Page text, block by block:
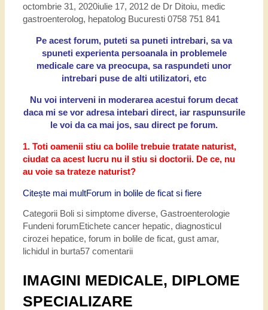
octombrie 31, 2020iulie 17, 2012 de Dr Ditoiu, medic
gastroenterolog, hepatolog Bucuresti 0758 751 841
Pe acest forum, puteti sa puneti intrebari, sa va
spuneti experienta persoanala in problemele
medicale care va preocupa, sa raspundeti unor
intrebari puse de alti utilizatori, etc
Nu voi interveni in moderarea acestui forum decat
daca mi se vor adresa intebari direct, iar raspunsurile
le voi da ca mai jos, sau direct pe forum.
1. Toti oamenii stiu ca bolile trebuie tratate naturist,
ciudat ca acest lucru nu il stiu si doctorii. De ce, nu
au voie sa trateze naturist?
Citește mai multForum in bolile de ficat si fiere
Categorii Boli si simptome diverse, Gastroenterologie
Fundeni forumEtichete cancer hepatic, diagnosticul
cirozei hepatice, forum in bolile de ficat, gust amar,
lichidul in burta57 comentarii
IMAGINI MEDICALE, DIPLOME
SPECIALIZARE